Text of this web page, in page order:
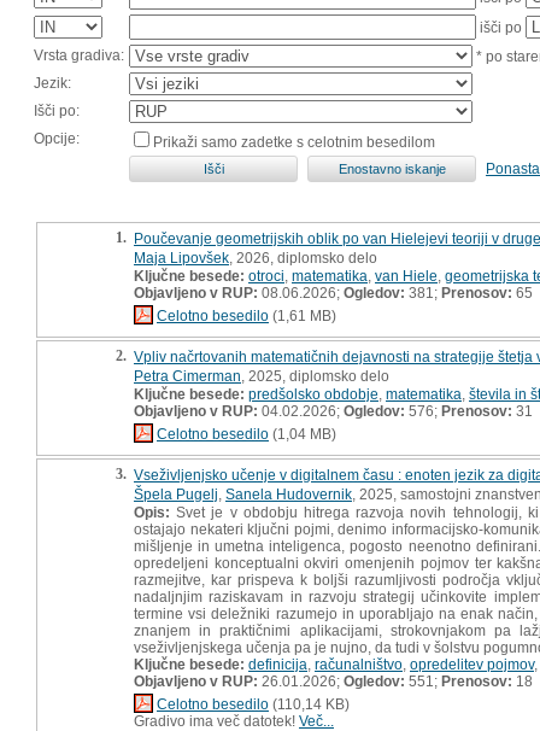
išči po
Vrsta gradiva:
* po
Jezik:
Išči po:
Opcije:
Prikaži samo zadetke s celotnim besedilom
1. Poučevanje geometrijskih oblik po van Hielejevi teoriji v
Maja Lipovšek , 2026, diplomsko delo
Ključne besede: otroci matematika van Hiele geometrijska
Objavljeno v RUP: 08.06.2026; Ogledov: 381; Prenosov: 65
Celotno besedilo (1,61 MB)
2. Vpliv načrtovanih matematičnih dejavnosti na strategije
Petra Cimerman , 2025, diplomsko delo
Ključne besede: predšolsko obdobje matematika števila in
Objavljeno v RUP: 04.02.2026; Ogledov: 576; Prenosov: 31
Celotno besedilo (1,04 MB)
3. Vseživljenjsko učenje v digitalnem času : enoten jezik za
Špela Pugelj Sanela Hudovernik , 2025, samostojni
Opis: Svet je v obdobju hitrega razvoja novih tehnologij,
ostajajo nekateri ključni pojmi, denimo informacijsko-
mišljenje in umetna inteligenca, pogosto neenotno
opredeljeni konceptualni okviri omenjenih pojmov ter
razmejitve, kar prispeva k boljši razumljivosti področja
nadaljnjim raziskavam in razvoju strategij učinkovite
termine vsi deležniki razumejo in uporabljajo na enak
znanjem in praktičnimi aplikacijami, strokovnjakom pa
vseživljenjskega učenja pa je nujno, da tudi v šolstvu
Ključne besede: definicija računalništvo opredelitev pojmov,
Objavljeno v RUP: 26.01.2026; Ogledov: 551; Prenosov: 18
Celotno besedilo (110,14 KB)
Gradivo ima več datotek! Več...